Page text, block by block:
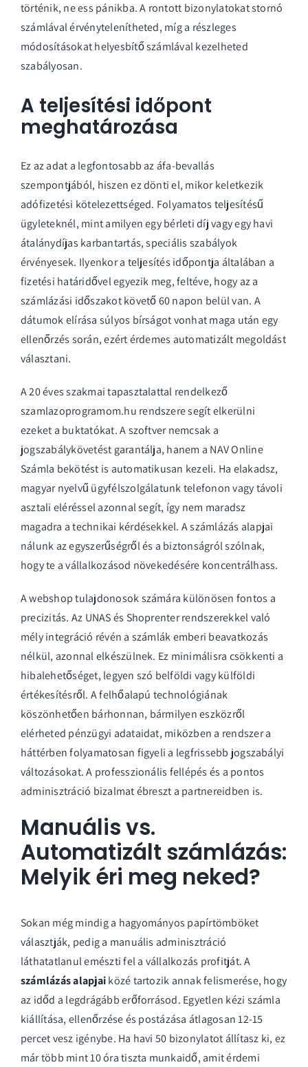
történik, ne ess pánikba. A rontott bizonylatokat stornó
számlával érvénytelenítheted, míg a részleges
módosításokat helyesbítő számlával kezelheted
szabályosan.
A teljesítési időpont
meghatározása
Ez az adat a legfontosabb az áfa-bevallás
szempontjából, hiszen ez dönti el, mikor keletkezik
adófizetési kötelezettséged. Folyamatos teljesítésű
ügyleteknél, mint amilyen egy bérleti díj vagy egy havi
átalánydíjas karbantartás, speciális szabályok
érvényesek. Ilyenkor a teljesítés időpontja általában a
fizetési határidővel egyezik meg, feltéve, hogy az a
számlázási időszakot követő 60 napon belül van. A
dátumok elírása súlyos bírságot vonhat maga után egy
ellenőrzés során, ezért érdemes automatizált megoldást
választani.
A 20 éves szakmai tapasztalattal rendelkező
szamlazoprogramom.hu rendszere segít elkerülni
ezeket a buktatókat. A szoftver nemcsak a
jogszabálykövetést garantálja, hanem a NAV Online
Számla bekötést is automatikusan kezeli. Ha elakadsz,
magyar nyelvű ügyfélszolgálatunk telefonon vagy távoli
asztali eléréssel azonnal segít, így nem maradsz
magadra a technikai kérdésekkel. A számlázás alapjai
nálunk az egyszerűségről és a biztonságról szólnak,
hogy te a vállalkozásod növekedésére koncentrálhass.
A webshop tulajdonosok számára különösen fontos a
precizitás. Az UNAS és Shoprenter rendszerekkel való
mély integráció révén a számlák emberi beavatkozás
nélkül, azonnal elkészülnek. Ez minimálisra csökkenti a
hibalehetőséget, legyen szó belföldi vagy külföldi
értékesítésről. A felhőalapú technológiának
köszönhetően bárhonnan, bármilyen eszközről
elérheted pénzügyi adataidat, miközben a rendszer a
háttérben folyamatosan figyeli a legfrissebb jogszabályi
változásokat. A professzionális fellépés és a pontos
adminisztráció bizalmat ébreszt a partnereidben is.
Manuális vs.
Automatizált számlázás:
Melyik éri meg neked?
Sokan még mindig a hagyományos papírtömböket
választják, pedig a manuális adminisztráció
láthatatlanul emészti fel a vállalkozás profitját. A
számlázás alapjaiközé tartozik annak felismerése, hogy
az időd a legdrágább erőforrásod. Egyetlen kézi számla
kiállítása, ellenőrzése és postázása átlagosan 12-15
percet vesz igénybe. Ha havi 50 bizonylatot állítasz ki, ez
már több mint 10 óra tiszta munkaidő, amit érdemi